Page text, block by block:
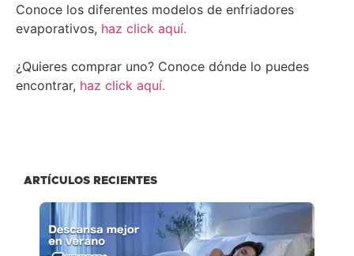
Conoce los diferentes modelos de enfriadores
evaporativos, haz click aquí.
¿Quieres comprar uno? Conoce dónde lo puedes
encontrar, haz click aquí.
ARTÍCULOS RECIENTES